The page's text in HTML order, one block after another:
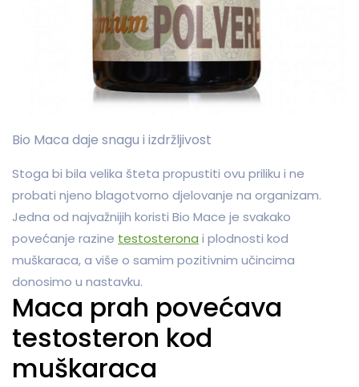
Bio Maca daje snagu i izdržljivost
Stoga bi bila velika šteta propustiti ovu priliku i ne
probati njeno blagotvorno djelovanje na organizam.
Jedna od najvažnijih koristi Bio Mace je svakako
povećanje razine testosterona i plodnosti kod
muškaraca, a više o samim pozitivnim učincima
donosimo u nastavku.
Maca prah povećava
testosteron kod
muškaraca